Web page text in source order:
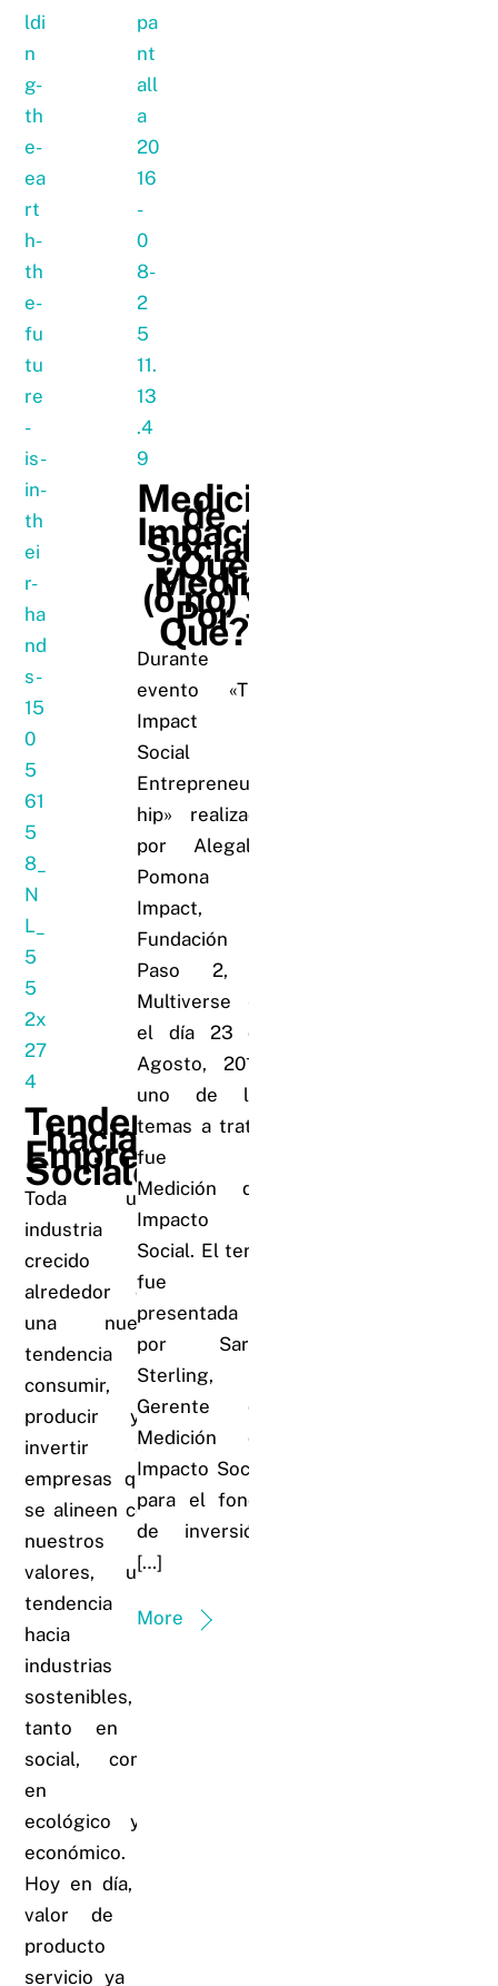
Tendencia
hacia
Empresas
Sociales
Toda una
industria ha
crecido
alrededor de
una nueva
tendencia a
consumir,
producir y/o
invertir en
empresas que
se alineen con
nuestros
valores, una
tendencia
hacia
industrias
sostenibles,
tanto en lo
social, como
en lo
ecológico y/o
económico.
Hoy en día, el
valor de un
producto o
servicio ya no
Medición
de
Impacto
Social:
¿Qué
Medir
(o no) y
Por
Qué?
Durante un
evento «The
Impact of
Social
Entrepreneurs
hip» realizado
por Alegalis,
Pomona
Impact,
Fundación
Paso 2, y
Multiverse en
el día 23 de
Agosto, 2016,
uno de los
temas a tratar
fue la
Medición del
Impacto
Social. El tema
fue
presentada
por Sarah
Sterling,
Gerente de
Medición de
Impacto Social
para el fondo
de inversión,
[…]
More